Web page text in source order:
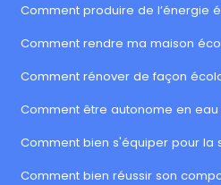
Comment produire de l’énergie
Comment rendre ma maison
Comment rénover de façon
Comment être autonome en
Comment bien s'équiper pour la
Comment bien réussir son